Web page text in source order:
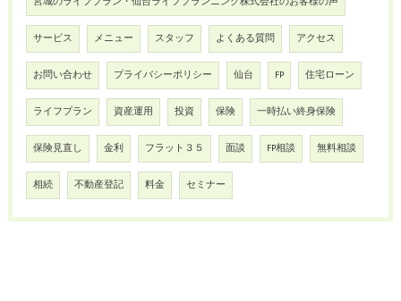
サービス メニュー スタッフ よくある質問 アクセス
お問い合わせ プライバシーポリシー 仙台 FP 住宅ローン
ライフプラン 資産運用 投資 保険 一時払い終身保険
保険見直し 金利 フラット３５ 面談 FP相談 無料相談
相続 不動産登記 料金 セミナー